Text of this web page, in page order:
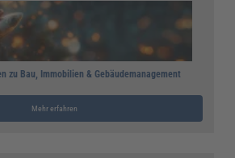
zu Bau, Immobilien & Gebäudemanagement
Mehr erfahren